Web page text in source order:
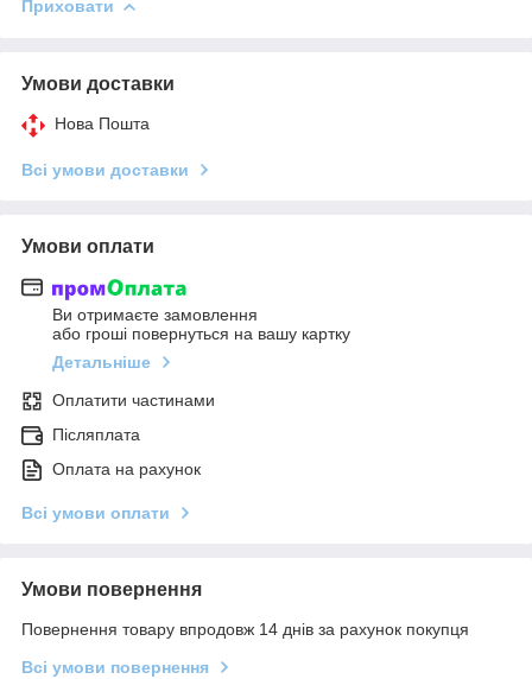
Приховати
Умови доставки
Нова Пошта
Всі умови доставки
Умови оплати
Ви отримаєте замовлення
або гроші повернуться на вашу картку
Детальніше
Оплатити частинами
Післяплата
Оплата на рахунок
Всі умови оплати
Умови повернення
Повернення товару впродовж 14 днів за рахунок покупця
Всі умови повернення